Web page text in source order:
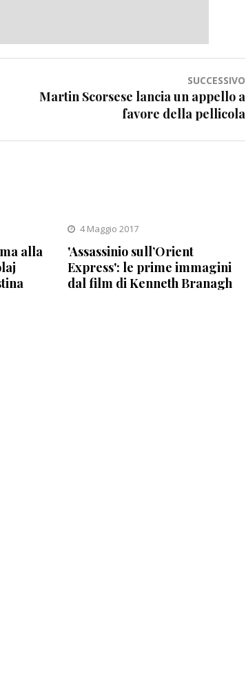
SUCCESSIVO
Martin Scorsese lancia un appello a
favore della pellicola
alla
4 Maggio 2017
'Assassinio sull’Orient
Express': le prime immagini
dal film di Kenneth Branagh